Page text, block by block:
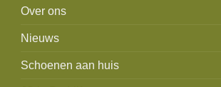
Over ons
Nieuws
Schoenen aan huis